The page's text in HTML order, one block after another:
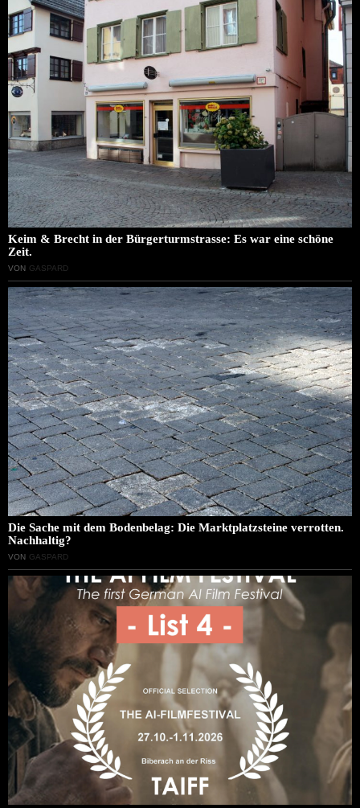
Keim & Brecht in der Bürgerturmstrasse: Es war eine schöne
Zeit.
VON GASPARD
Die Sache mit dem Bodenbelag: Die Marktplatzsteine verrotten.
Nachhaltig?
VON GASPARD